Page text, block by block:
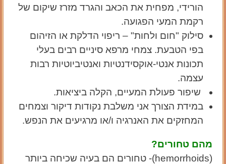
הורידי, מפחית את הכאב והגרד מזרז שיקום של
רקמת המעי הפגועה.
סילוק "חום ולחות" – ריפוי הדלקת או הזיהום
בפי הטבעת. צמחי מרפא סיניים רבים בעלי
תכונות אנטי-אוקסידנטיות ואנטיביוטיות רבות
עצמה.
שיפור פעולת המעיים, הקלה ביציאות.
במידת הצורך אני משלבת נקודות דיקור וצמחים
המחזקים את האנרגיה ו/או מרגיעים את הנפש.
מהם טחורים?
(hemorrhoids)- טחורים הם בעיה שכיחה ביותר